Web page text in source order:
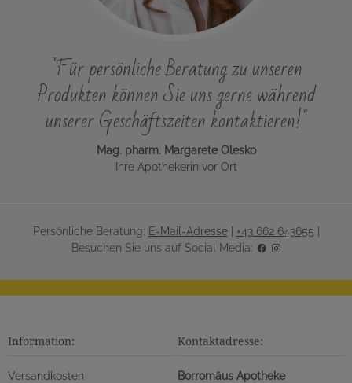
"Für persönliche Beratung zu unseren
Produkten können Sie uns gerne während
unserer Geschäftszeiten kontaktieren!"
Mag. pharm. Margarete Olesko
Ihre Apothekerin vor Ort
Persönliche Beratung: E-Mail-Adresse| +43 662 643655 |
Besuchen Sie uns auf Social Media:
Information:
Versandkosten
Kontaktadresse:
Borromäus Apotheke